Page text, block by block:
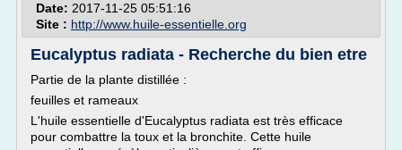
Date: 2017-11-25 05:51:16
Site : http://www.huile-essentielle.org
Eucalyptus radiata - Recherche du bien etre
Partie de la plante distillée :
feuilles et rameaux
L'huile essentielle d'Eucalyptus radiata est très efficace
pour combattre la toux et la bronchite. Cette huile